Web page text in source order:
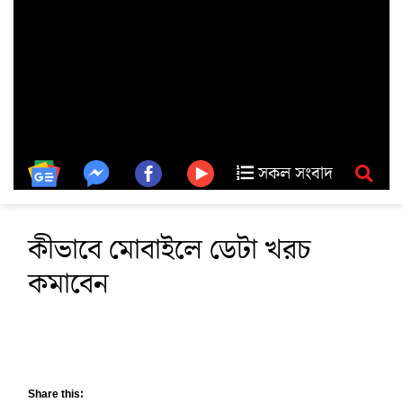
সকল সংবাদ
কীভাবে মোবাইলে ডেটা খরচ
কমাবেন
Share this: